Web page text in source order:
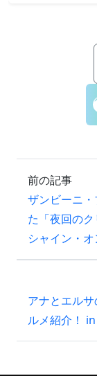
前の記事
ザンビーニ
た「夜回の
シャイン・オ
アナとエル
ルメ紹介！